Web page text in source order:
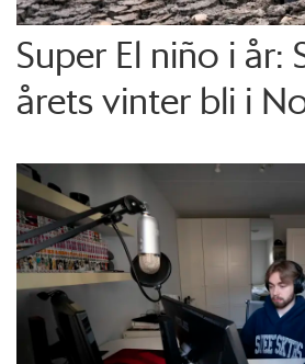
Super El niño i år:
årets vinter bli i